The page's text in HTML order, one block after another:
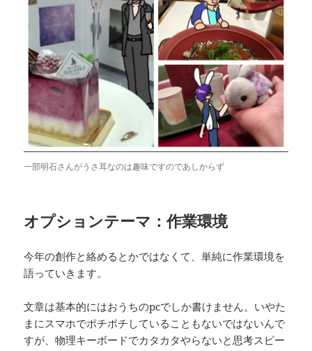
一部明石さんがうさ耳なのは趣味ですのであしからず
オプションテーマ：作業環境
今年の創作と絡めるとかではなくて、単純に作業環境を
語っていきます。
文章は基本的にはおうちのpcでしか書けません。いやた
まにスマホでポチポチしていることもないではないんで
すが、物理キーボードでカタカタやらないと思考スピー